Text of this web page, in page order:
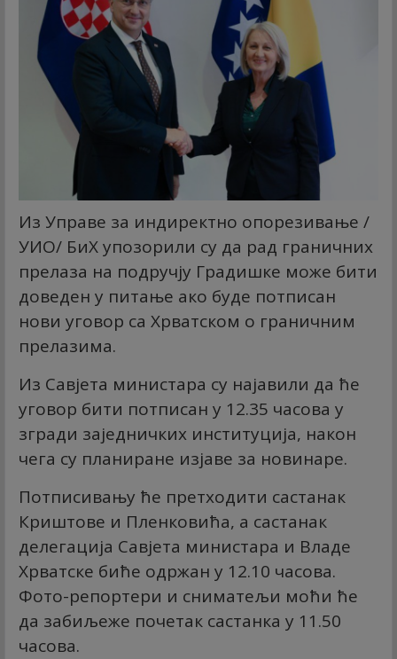
Из Управе за индиректно опорезивање /
УИО/ БиХ упозорили су да рад граничних
прелаза на подручју Градишке може бити
доведен у питање ако буде потписан
нови уговор са Хрватском о граничним
прелазима.
Из Савјета министара су најавили да ће
уговор бити потписан у 12.35 часова у
згради заједничких институција, након
чега су планиране изјаве за новинаре.
Потписивању ће претходити састанак
Криштове и Пленковића, а састанак
делегација Савјета министара и Владе
Хрватске биће одржан у 12.10 часова.
Фото-репортери и сниматељи моћи ће
да забиљеже почетак састанка у 11.50
часова.